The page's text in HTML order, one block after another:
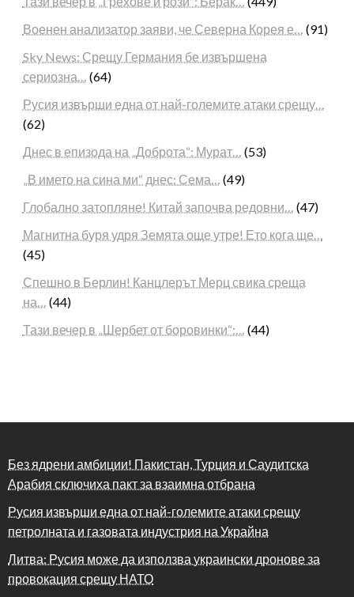
Военен анализатор заяви, че Северна Корея е… (91)
Sky News: Срещу Германия бе извършена
сериозна… (64)
Русия извърши една от най-големите атаки срещу…
(62)
Днес в епизода на „Доброта“: Мурат… (53)
„В името на сина ми“ днес: Сема… (49)
Глобално затопляне! Китай започва редовни… (47)
Магнитна буря удря Земята още утре! Ето кога ще…
(45)
Спешно в Берлин! Канцлерът Мерц свика среща
на… (44)
Тази вечер в „Шербет от боровинки“:… (44)
Без ядрени амбиции! Пакистан, Турция и Саудитска
Арабия сключиха пакт за взаимна отбрана
Русия извърши една от най-големите атаки срещу
петролната и газовата индустрия на Украйна
Литва: Русия може да използва украински дронове за
провокация срещу НАТО